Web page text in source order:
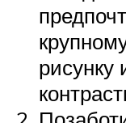
рисунку